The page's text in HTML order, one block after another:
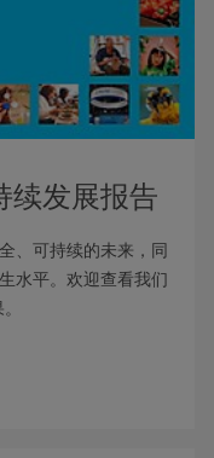
续发展报告
、可持续的未来，同
水平。欢迎查看我们